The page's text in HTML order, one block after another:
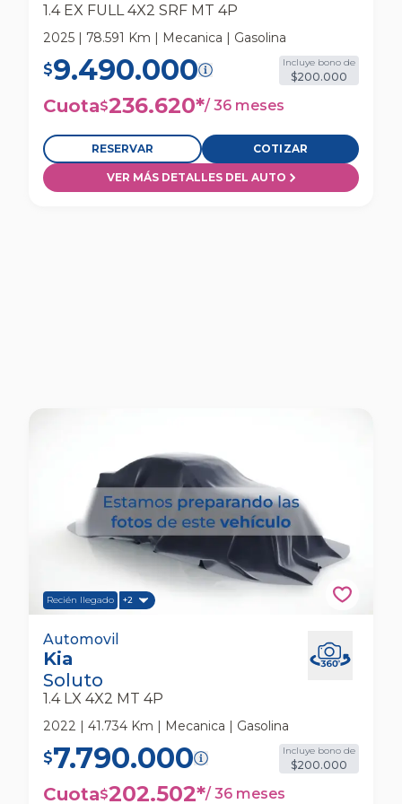
1.4 EX FULL 4X2 SRF MT 4P
2025 | 78.591 Km | Mecanica | Gasolina
$9.490.000 Incluye bono de
$200.000
Cuota$236.620*/ 36 meses
RESERVAR COTIZAR
VER MÁS DETALLES DEL AUTO
Recién llegado +2
Kia Soluto 1.4 Lx 4x2 Mt 4p Automovil
Automovil
Kia
Soluto
1.4 LX 4X2 MT 4P
2022 | 41.734 Km | Mecanica | Gasolina
$7.790.000 Incluye bono de
$200.000
Cuota$202.502*/ 36 meses